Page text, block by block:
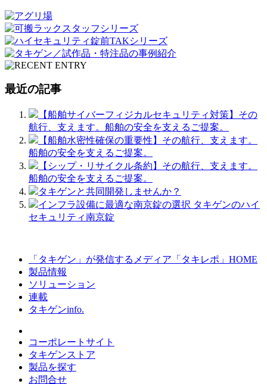
最近の記事
【船舶サイバーフィジカルセキュリティ対策】その
航行、支えます。船舶の安全を支えるご提案。
【船舶水密性確保の重要性】その航行、支えます。
船舶の安全を支えるご提案。
【シップ・リサイクル条約】その航行、支えます。
船舶の安全を支えるご提案。
タキゲンと共同開発しませんか？
インフラ設備に最適な南京錠の選択 タキゲンのハイ
セキュリティ南京錠
「タキゲン」が発信するメディア「タキレポ」HOME
製品情報
ソリューション
連載
タキゲンinfo.
コーポレートサイト
タキゲンストア
製品を探す
お問合せ